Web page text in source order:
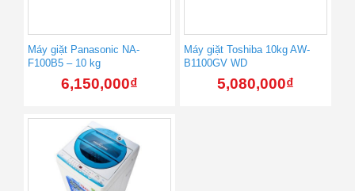
Máy giặt Panasonic NA-
F100B5 – 10 kg
6,150,000₫
Máy giặt Toshiba 10kg AW-
B1100GV WD
5,080,000₫